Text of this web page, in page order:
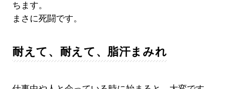
ちます。
まさに死闘です。
耐えて、耐えて、脂汗まみれ